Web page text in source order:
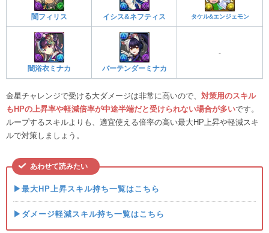
闇フィリス イシス&ネフティス タケル&エンジェモン
闇浴衣ミナカ バーテンダーミナカ
-
金星チャレンジで受ける大ダメージは非常に高いので、 対策用のスキル
もHPの上昇率や軽減倍率が中途半端だと受けられない場合が多いです。
ループするスキルよりも、適宜使える倍率の高い最大HP上昇や軽減スキ
ルで対策しましょう。
あわせて読みたい
▶最大HP上昇スキル持ち一覧はこちら
▶ダメージ軽減スキル持ち一覧はこちら